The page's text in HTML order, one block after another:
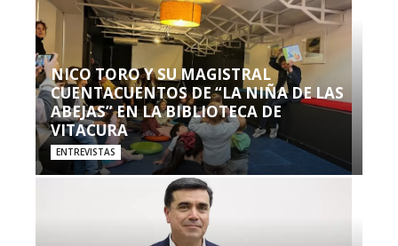
NICO TORO Y SU MAGISTRAL
CUENTACUENTOS DE “LA NIÑA DE LAS
ABEJAS” EN LA BIBLIOTECA DE
VITACURA
ENTREVISTAS